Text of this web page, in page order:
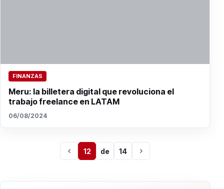
FINANZAS
Meru: la billetera digital que revoluciona el
trabajo freelance en LATAM
06/08/2024
12 de 14